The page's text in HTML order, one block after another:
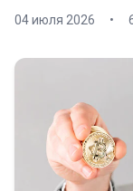
04 июля 2026 •